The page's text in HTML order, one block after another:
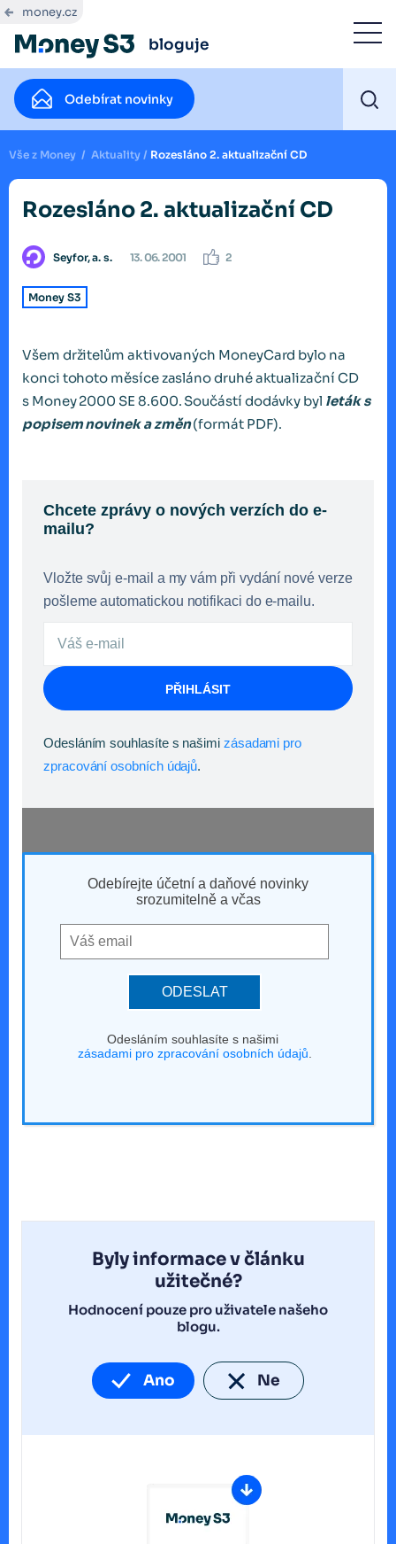
money.cz
bloguje
Odebírat novinky
Vše z Money / Aktuality / Rozesláno 2. aktualizační CD
Rozesláno 2. aktualizační CD
Seyfor, a. s. 13. 06. 2001 2
Money S3
Všem držitelům aktivovaných MoneyCard bylo na
konci tohoto měsíce zasláno druhé aktualizační CD
s Money 2000 SE 8.600. Součástí dodávky byl leták s
popisem novinek a změn(formát PDF).
Chcete zprávy o nových verzích do e-
mailu?
Vložte svůj e-mail a my vám při vydání nové verze
pošleme automatickou notifikaci do e-mailu.
PŘIHLÁSIT
Odesláním souhlasíte s našimi zásadami pro
zpracování osobních údajů.
Odebírejte účetní a daňové novinky
srozumitelně a včas
ODESLAT
Odesláním souhlasíte s našimi
zásadami pro zpracování osobních údajů
Byly informace v článku
užitečné?
Hodnocení pouze pro uživatele našeho
blogu.
Ano Ne